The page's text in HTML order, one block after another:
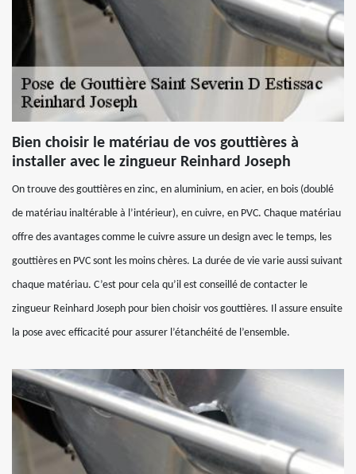
Bien choisir le matériau de vos gouttières à
installer avec le zingueur Reinhard Joseph
On trouve des gouttières en zinc, en aluminium, en acier, en bois (doublé
de matériau inaltérable à l’intérieur), en cuivre, en PVC. Chaque matériau
offre des avantages comme le cuivre assure un design avec le temps, les
gouttières en PVC sont les moins chères. La durée de vie varie aussi suivant
chaque matériau. C’est pour cela qu’il est conseillé de contacter le
zingueur Reinhard Joseph pour bien choisir vos gouttières. Il assure ensuite
la pose avec efficacité pour assurer l’étanchéité de l’ensemble.